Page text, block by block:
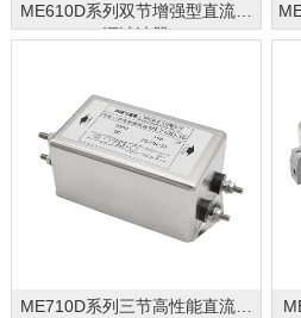
ME610D系列双节增强型直流电
源滤波器
ME710D系列三节高性能直流电